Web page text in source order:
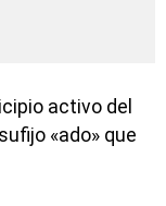
activo del
«ado» que